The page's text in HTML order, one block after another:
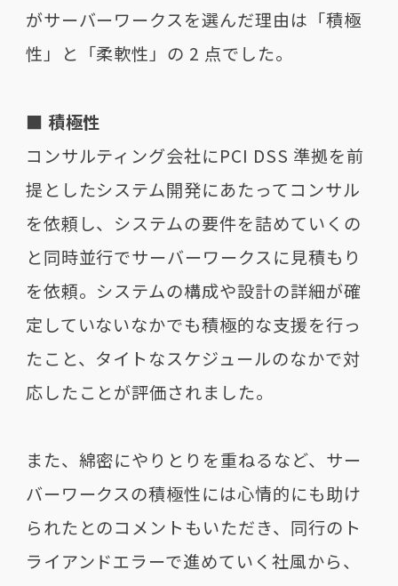
がサーバーワークスを選んだ理由は「積極
性」と「柔軟性」の 2 点でした。
■ 積極性
コンサルティング会社にPCI DSS 準拠を前
提としたシステム開発にあたってコンサル
を依頼し、システムの要件を詰めていくの
と同時並行でサーバーワークスに見積もり
を依頼。システムの構成や設計の詳細が確
定していないなかでも積極的な支援を行っ
たこと、タイトなスケジュールのなかで対
応したことが評価されました。
また、綿密にやりとりを重ねるなど、サー
バーワークスの積極性には心情的にも助け
られたとのコメントもいただき、同行のト
ライアンドエラーで進めていく社風から、